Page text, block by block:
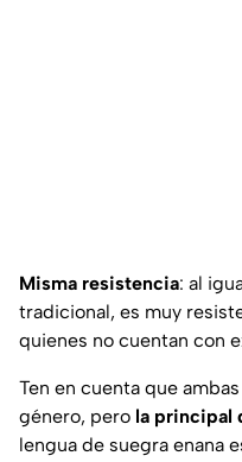
Misma resistencia: al
tradicional, es muy
quienes no cuentan con
Ten en cuenta que
género, pero la principal
lengua de suegra enana